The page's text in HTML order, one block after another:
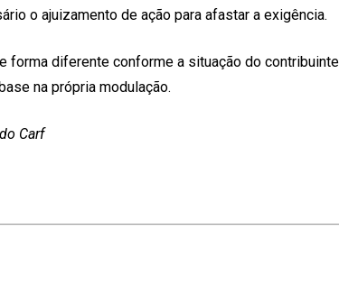
o ajuizamento de ação para afastar a exigência.
diferente conforme a situação do
na própria modulação.
Carf